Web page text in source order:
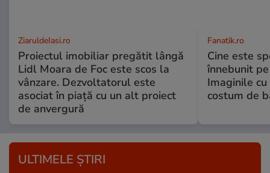
ZiaruldeIasi.ro
Proiectul imobiliar pregătit lângă
Lidl Moara de Foc este scos la
vânzare. Dezvoltatorul este
asociat în piață cu un alt proiect
de anvergură
Fanatik.ro
Cine este
înnebunit
Imaginile
costum de
ULTIMELE ȘTIRI